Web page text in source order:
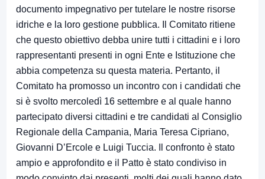
documento impegnativo per tutelare le nostre risorse
idriche e la loro gestione pubblica. Il Comitato ritiene
che questo obiettivo debba unire tutti i cittadini e i loro
rappresentanti presenti in ogni Ente e Istituzione che
abbia competenza su questa materia. Pertanto, il
Comitato ha promosso un incontro con i candidati che
si è svolto mercoledì 16 settembre e al quale hanno
partecipato diversi cittadini e tre candidati al Consiglio
Regionale della Campania, Maria Teresa Cipriano,
Giovanni D’Ercole e Luigi Tuccia. Il confronto è stato
ampio e approfondito e il Patto è stato condiviso in